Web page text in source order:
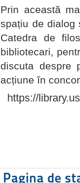
Prin această
spațiu de dialog
Catedra de
bibliotecari,
discuta despre
acțiune în
https://
Pagina de